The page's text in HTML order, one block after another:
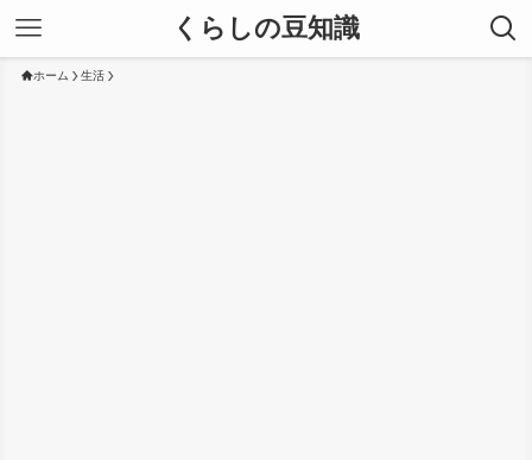
くらしの豆知識
ホーム 生活